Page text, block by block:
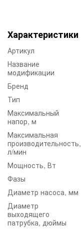
Характеристики
Артикул
Название
модификации
Бренд
Тип
Максимальный
напор, м
Максимальная
производительность,
л/мин
Мощность, Вт
Фазы
Диаметр насоса, мм
Диаметр
выходящего
патрубка, дюймы